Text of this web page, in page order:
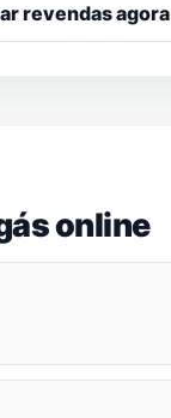
revendas agora
online